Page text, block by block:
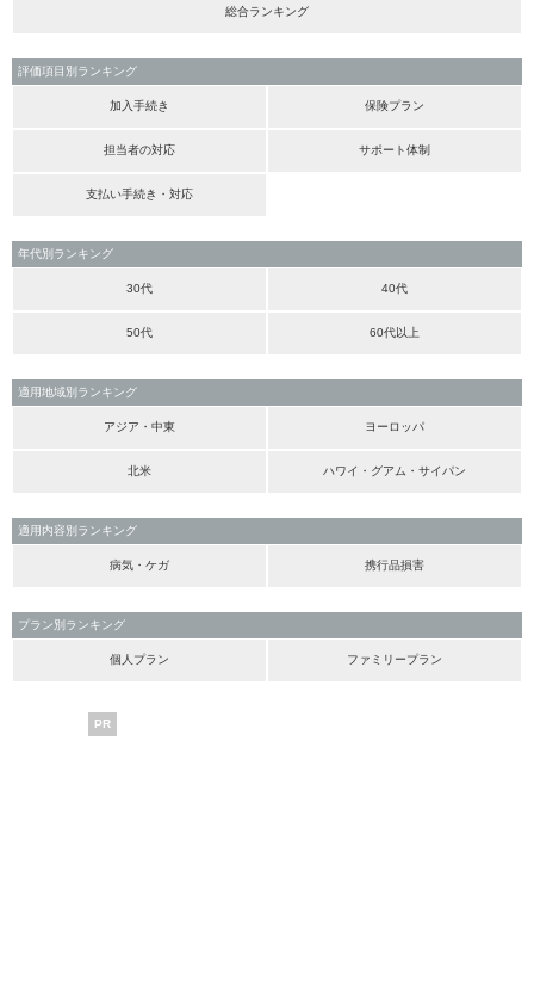
総合ランキング
評価項目別ランキング
加入手続き 保険プラン
担当者の対応 サポート体制
支払い手続き・対応
年代別ランキング
30代 40代
50代 60代以上
適用地域別ランキング
アジア・中東 ヨーロッパ
北米 ハワイ・グアム・サイパン
適用内容別ランキング
病気・ケガ 携行品損害
プラン別ランキング
個人プラン ファミリープラン
PR